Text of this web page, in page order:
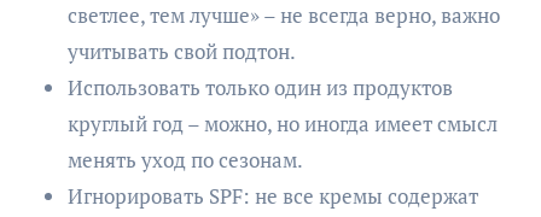
светлее, тем лучше» – не всегда верно, важно
учитывать свой подтон.
Использовать только один из продуктов
круглый год – можно, но иногда имеет смысл
менять уход по сезонам.
Игнорировать SPF: не все кремы содержат